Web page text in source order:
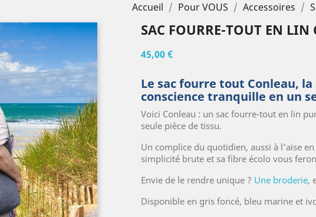
Accueil Pour VOUS Accessoires
SAC FOURRE-TOUT EN LIN
45,00 €
Le sac fourre tout Conleau,
conscience tranquille en un
Voici Conleau : un sac fourre-tout en lin
seule pièce de tissu.
Un complice du quotidien, aussi à l'aise
simplicité brute et sa fibre écolo vous
Envie de le rendre unique ? Une broderie,
Disponible en gris foncé, bleu marine et